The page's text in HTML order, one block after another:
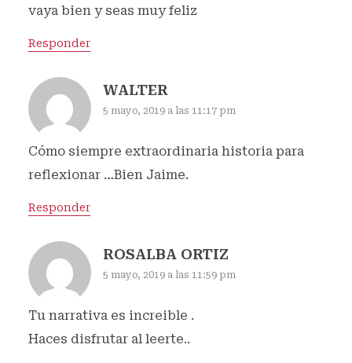
vaya bien y seas muy feliz
Responder
WALTER
5 mayo, 2019 a las 11:17 pm
Cómo siempre extraordinaria historia para
reflexionar …Bien Jaime.
Responder
ROSALBA ORTIZ
5 mayo, 2019 a las 11:59 pm
Tu narrativa es increible .
Haces disfrutar al leerte..